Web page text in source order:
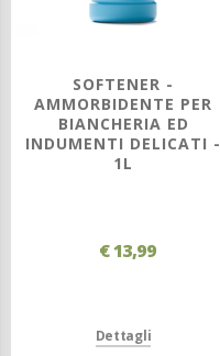
SOFTENER -
AMMORBIDENTE PER
BIANCHERIA ED
INDUMENTI DELICATI -
1L
€ 13,99
Dettagli